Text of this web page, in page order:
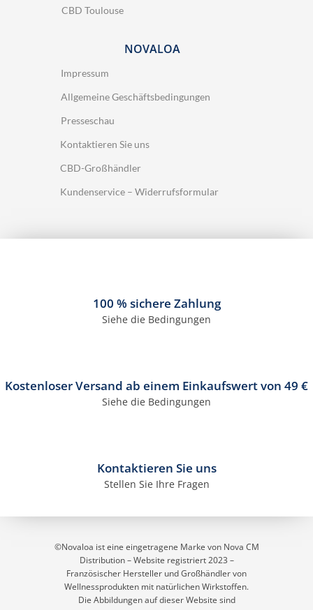
4 Bewertungen
CBD Toulouse
NOVALOA
Impressum
Allgemeine Geschäftsbedingungen
Presseschau
Kontaktieren Sie uns
CBD-Großhändler
Kundenservice – Widerrufsformular
100 % sichere Zahlung
Siehe die Bedingungen
Kostenloser Versand ab einem Einkaufswert von 49 €
Siehe die Bedingungen
Kontaktieren Sie uns
Stellen Sie Ihre Fragen
©Novaloa ist eine eingetragene Marke von Nova CM
Distribution – Website registriert 2023 –
Französischer Hersteller und Großhändler von
Wellnessprodukten mit natürlichen Wirkstoffen.
Die Abbildungen auf dieser Website sind